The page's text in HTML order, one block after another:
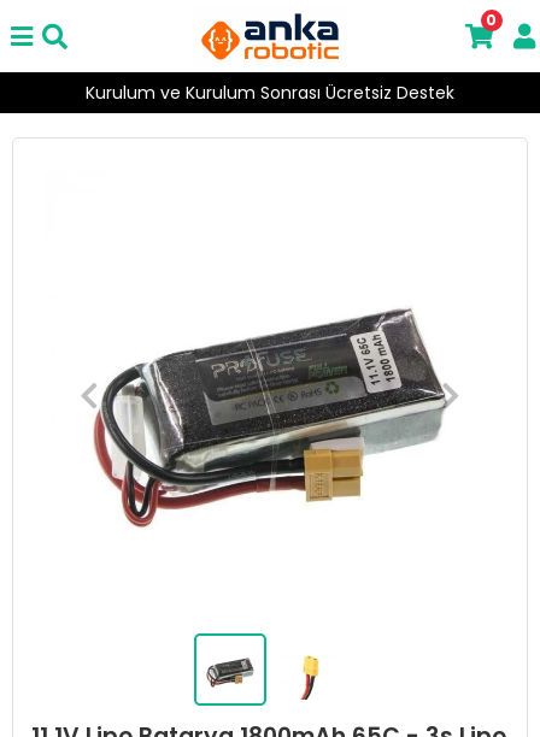
Kurulum ve Kurulum Sonrası Ücretsiz Destek
0